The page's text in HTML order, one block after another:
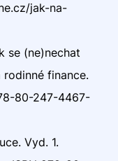
jak-na-
se (ne)nechat
finance.
80-247-4467-
Vyd. 1.